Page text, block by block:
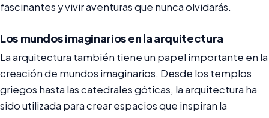
fascinantes y vivir aventuras que nunca olvidarás.
Los mundos imaginarios en la arquitectura
La arquitectura también tiene un papel importante en la
creación de mundos imaginarios. Desde los templos
griegos hasta las catedrales góticas, la arquitectura ha
sido utilizada para crear espacios que inspiran la